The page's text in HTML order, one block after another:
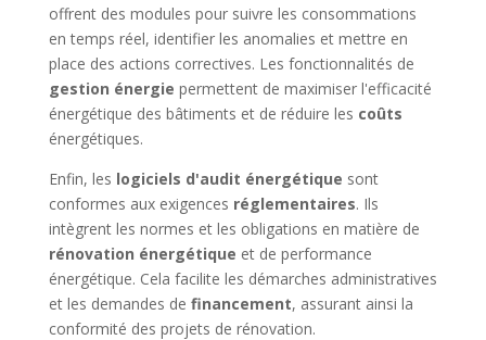
offrent des modules pour suivre les consommations
en temps réel, identifier les anomalies et mettre en
place des actions correctives. Les fonctionnalités de
gestion énergie permettent de maximiser l'efficacité
énergétique des bâtiments et de réduire les coûts
énergétiques.
Enfin, les logiciels d'audit énergétique sont
conformes aux exigences réglementaires. Ils
intègrent les normes et les obligations en matière de
rénovation énergétique et de performance
énergétique. Cela facilite les démarches administratives
et les demandes de financement, assurant ainsi la
conformité des projets de rénovation.